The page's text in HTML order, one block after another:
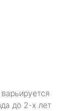
до 2-х лет